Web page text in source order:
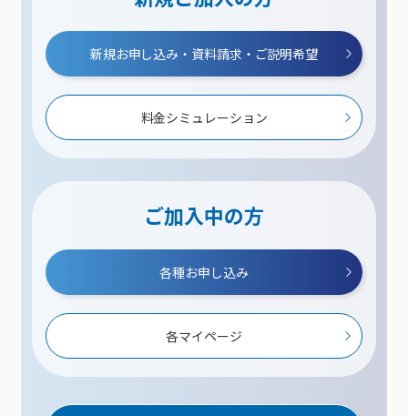
新規お申し込み・資料請求・ご説明希望
料金シミュレーション
ご加入中の方
各種お申し込み
各マイページ